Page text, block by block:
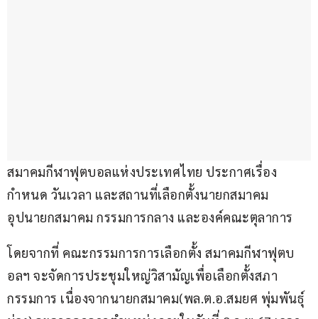
สมาคมกีฬาฟุตบอลแห่งประเทศไทย ประกาศเรื่อง
กำหนด วันเวลา และสถานที่เลือกตั้งนายกสมาคม
อุปนายกสมาคม กรรมการกลาง และองค์คณะตุลาการ
โดยจากที่ คณะกรรมการการเลือกตั้ง สมาคมกีฬาฟุตบ
อลฯ จะจัดการประชุมใหญ่วิสามัญเพื่อเลือกตั้งสภา
กรรมการ เนื่องจากนายกสมาคม(พล.ต.อ.สมยศ พุ่มพันธุ์